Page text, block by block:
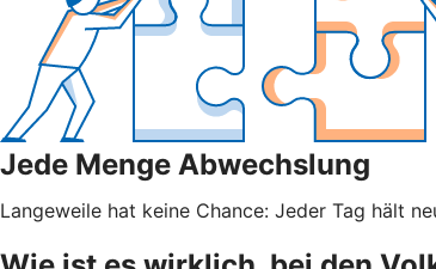
Jede Menge Abwechslung
Langeweile hat keine Chance: Jeder Tag hält